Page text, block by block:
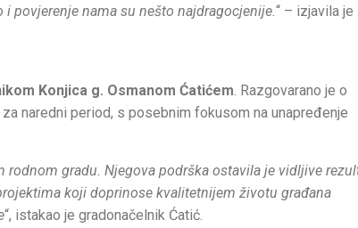
povjerenje nama su nešto najdragocjenije.“ – izjavila je
Konjica g. Osmanom Ćatićem. Razgovarano je o
naredni period, s posebnim fokusom na unapređenje
gradu. Njegova podrška ostavila je vidljive
koji doprinose kvalitetnijem životu građana
“, istakao je gradonačelnik Ćatić.